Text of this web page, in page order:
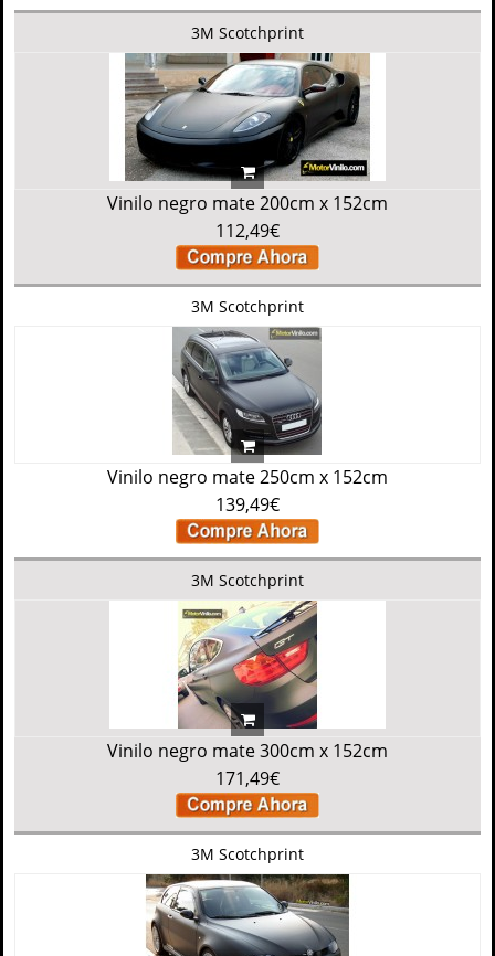
3M Scotchprint
Vinilo negro mate 200cm x 152cm
112,49€
3M Scotchprint
Vinilo negro mate 250cm x 152cm
139,49€
3M Scotchprint
Vinilo negro mate 300cm x 152cm
171,49€
3M Scotchprint